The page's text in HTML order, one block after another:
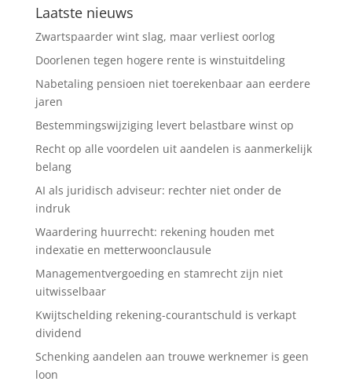
Laatste nieuws
Zwartspaarder wint slag, maar verliest oorlog
Doorlenen tegen hogere rente is winstuitdeling
Nabetaling pensioen niet toerekenbaar aan eerdere
jaren
Bestemmingswijziging levert belastbare winst op
Recht op alle voordelen uit aandelen is aanmerkelijk
belang
AI als juridisch adviseur: rechter niet onder de
indruk
Waardering huurrecht: rekening houden met
indexatie en metterwoonclausule
Managementvergoeding en stamrecht zijn niet
uitwisselbaar
Kwijtschelding rekening-courantschuld is verkapt
dividend
Schenking aandelen aan trouwe werknemer is geen
loon